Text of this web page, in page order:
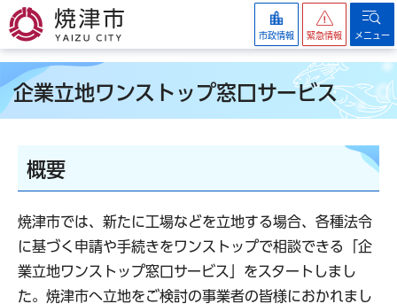
焼津市
市政情報 緊急情報 メニュー
企業立地ワンストップ窓口サービス
概要
焼津市では、新たに工場などを立地する場合、各種法令
に基づく申請や手続きをワンストップで相談できる「企
業立地ワンストップ窓口サービス」をスタートしまし
た。焼津市へ立地をご検討の事業者の皆様におかれまし